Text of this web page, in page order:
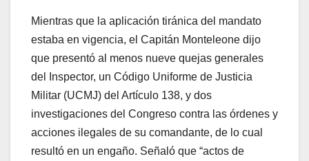
Mientras que la aplicación tiránica del mandato
estaba en vigencia, el Capitán Monteleone dijo
que presentó al menos nueve quejas generales
del Inspector, un Código Uniforme de Justicia
Militar (UCMJ) del Artículo 138, y dos
investigaciones del Congreso contra las órdenes y
acciones ilegales de su comandante, de lo cual
resultó en un engaño. Señaló que “actos de